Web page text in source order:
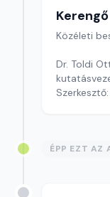
Kerengő
Közéleti
Dr. Toldi Ottóval, a
ÉPP EZT AZ